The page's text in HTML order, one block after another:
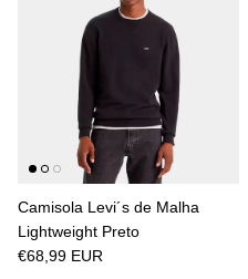
Camisola Levi´s de Malha
Lightweight Preto
€68,99 EUR